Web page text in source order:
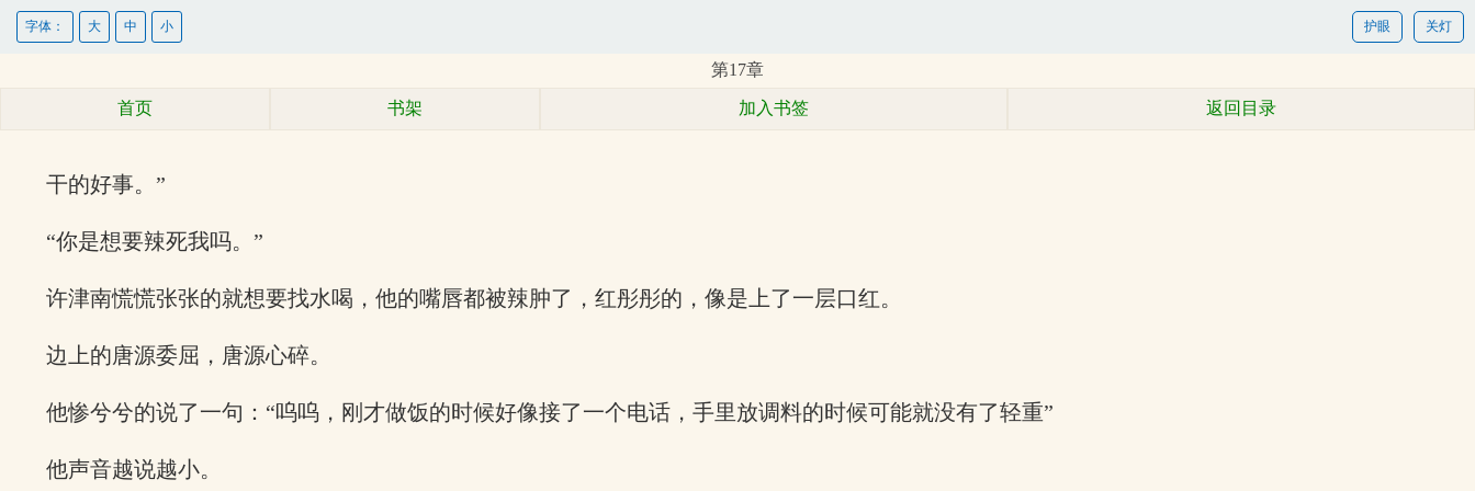
关灯
护眼
字体： 大 中 小
第17章
首页 书架 加入书签 返回目录
干的好事。”
“你是想要辣死我吗。”
许津南慌慌张张的就想要找水喝，他的嘴唇都被辣肿了，红彤彤的，像是上了一层口红。
边上的唐源委屈，唐源心碎。
他惨兮兮的说了一句：“呜呜，刚才做饭的时候好像接了一个电话，手里放调料的时候可能就没有了轻重”
他声音越说越小。